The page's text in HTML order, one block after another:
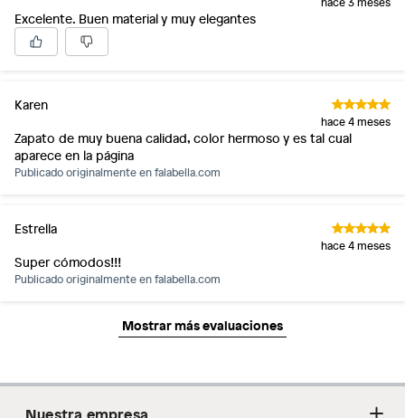
Excelente. Buen material y muy elegantes
Karen
hace 4 meses
Zapato de muy buena calidad, color hermoso y es tal cual
aparece en la página
Publicado originalmente enfalabella.com
Estrella
hace 4 meses
Super cómodos!!!
Publicado originalmente enfalabella.com
Mostrar más evaluaciones
Nuestra empresa